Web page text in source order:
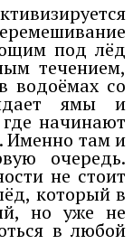
под лёд
течением,
водоёмах со
ямы и
начинают
Именно там и
очередь.
не стоит
который в
но уже не
в любой